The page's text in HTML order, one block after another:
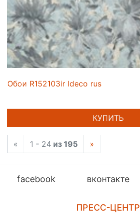
Обои R152103ir Ideco rus
КУПИТЬ
« 1 - 24 из 195 »
facebook вконтакте
ПРЕСС-ЦЕНТР